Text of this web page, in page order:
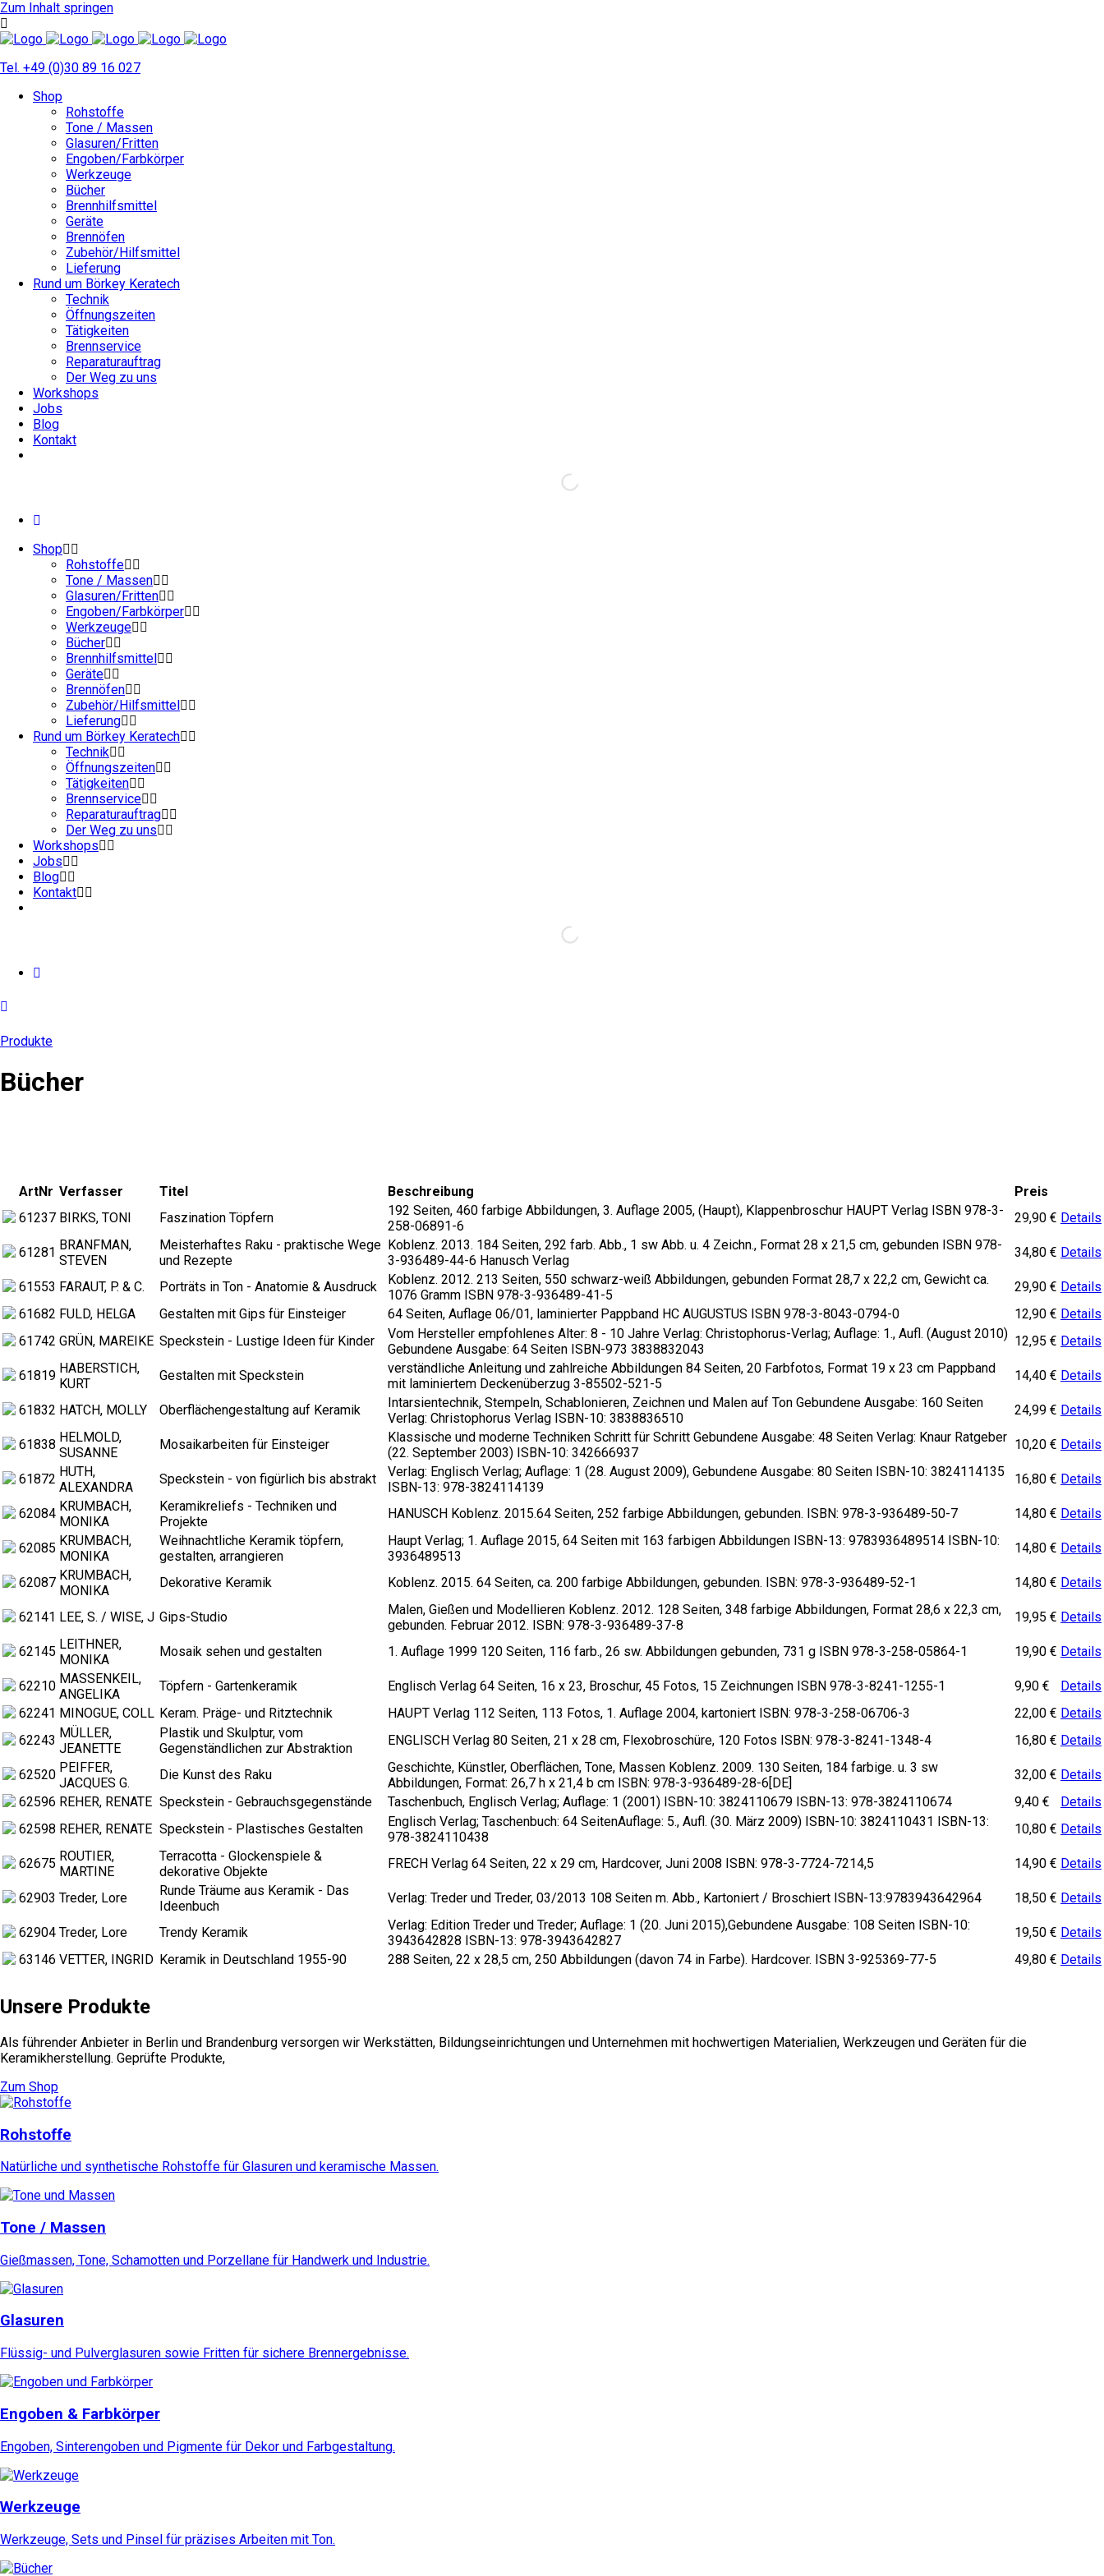
Zum Inhalt springen
Tel. +49 (0)30 89 16 027
Shop
Rohstoffe
Tone / Massen
Glasuren/Fritten
Engoben/Farbkörper
Werkzeuge
Bücher
Brennhilfsmittel
Geräte
Brennöfen
Zubehör/Hilfsmittel
Lieferung
Rund um Börkey Keratech
Technik
Öffnungszeiten
Tätigkeiten
Brennservice
Reparaturauftrag
Der Weg zu uns
Workshops
Jobs
Blog
Kontakt
Shop
Rohstoffe
Tone / Massen
Glasuren/Fritten
Engoben/Farbkörper
Werkzeuge
Bücher
Brennhilfsmittel
Geräte
Brennöfen
Zubehör/Hilfsmittel
Lieferung
Rund um Börkey Keratech
Technik
Öffnungszeiten
Tätigkeiten
Brennservice
Reparaturauftrag
Der Weg zu uns
Workshops
Jobs
Blog
Kontakt
Produkte
Bücher
ArtNr Verfasser Titel Beschreibung
Preis
61237 BIRKS, TONI Faszination Töpfern
192 Seiten, 460 farbige Abbildungen, 3. Auflage 2005, (Haupt), Klappenbroschur HAUPT Verlag ISBN 978-3-
258-06891-6
29,90 € Details
61281 BRANFMAN,
STEVEN
Meisterhaftes Raku - praktische Wege
und Rezepte
Koblenz. 2013. 184 Seiten, 292 farb. Abb., 1 sw Abb. u. 4 Zeichn., Format 28 x 21,5 cm, gebunden ISBN 978-
3-936489-44-6 Hanusch Verlag
34,80 € Details
61553 FARAUT, P. & C. Porträts in Ton - Anatomie & Ausdruck
Koblenz. 2012. 213 Seiten, 550 schwarz-weiß Abbildungen, gebunden Format 28,7 x 22,2 cm, Gewicht ca.
1076 Gramm ISBN 978-3-936489-41-5
29,90 € Details
61682 FULD, HELGA Gestalten mit Gips für Einsteiger 64 Seiten, Auflage 06/01, laminierter Pappband HC AUGUSTUS ISBN 978-3-8043-0794-0 12,90 € Details
61742 GRÜN, MAREIKE Speckstein - Lustige Ideen für Kinder
Vom Hersteller empfohlenes Alter: 8 - 10 Jahre Verlag: Christophorus-Verlag; Auflage: 1., Aufl. (August 2010)
Gebundene Ausgabe: 64 Seiten ISBN-973 3838832043
12,95 € Details
61819 HABERSTICH,
KURT
Gestalten mit Speckstein
verständliche Anleitung und zahlreiche Abbildungen 84 Seiten, 20 Farbfotos, Format 19 x 23 cm Pappband
mit laminiertem Deckenüberzug 3-85502-521-5
14,40 € Details
61832 HATCH, MOLLY Oberflächengestaltung auf Keramik
Intarsientechnik, Stempeln, Schablonieren, Zeichnen und Malen auf Ton Gebundene Ausgabe: 160 Seiten
Verlag: Christophorus Verlag ISBN-10: 3838836510
24,99 € Details
61838 HELMOLD,
SUSANNE
Mosaikarbeiten für Einsteiger
Klassische und moderne Techniken Schritt für Schritt Gebundene Ausgabe: 48 Seiten Verlag: Knaur Ratgeber
(22. September 2003) ISBN-10: 342666937
10,20 € Details
61872 HUTH,
ALEXANDRA
Speckstein - von figürlich bis abstrakt
Verlag: Englisch Verlag; Auflage: 1 (28. August 2009), Gebundene Ausgabe: 80 Seiten ISBN-10: 3824114135
ISBN-13: 978-3824114139
16,80 € Details
62084 KRUMBACH,
MONIKA
Keramikreliefs - Techniken und
Projekte
HANUSCH Koblenz. 2015.64 Seiten, 252 farbige Abbildungen, gebunden. ISBN: 978-3-936489-50-7 14,80 € Details
62085 KRUMBACH,
MONIKA
Weihnachtliche Keramik töpfern,
gestalten, arrangieren
Haupt Verlag; 1. Auflage 2015, 64 Seiten mit 163 farbigen Abbildungen ISBN-13: 9783936489514 ISBN-10:
3936489513
14,80 € Details
62087 KRUMBACH,
MONIKA
Dekorative Keramik Koblenz. 2015. 64 Seiten, ca. 200 farbige Abbildungen, gebunden. ISBN: 978-3-936489-52-1 14,80 € Details
62141 LEE, S. / WISE, J Gips-Studio
Malen, Gießen und Modellieren Koblenz. 2012. 128 Seiten, 348 farbige Abbildungen, Format 28,6 x 22,3 cm,
gebunden. Februar 2012. ISBN: 978-3-936489-37-8
19,95 € Details
62145 LEITHNER,
MONIKA
Mosaik sehen und gestalten 1. Auflage 1999 120 Seiten, 116 farb., 26 sw. Abbildungen gebunden, 731 g ISBN 978-3-258-05864-1 19,90 € Details
62210 MASSENKEIL,
ANGELIKA
Töpfern - Gartenkeramik Englisch Verlag 64 Seiten, 16 x 23, Broschur, 45 Fotos, 15 Zeichnungen ISBN 978-3-8241-1255-1 9,90 €
Details
62241 MINOGUE, COLL Keram. Präge- und Ritztechnik HAUPT Verlag 112 Seiten, 113 Fotos, 1. Auflage 2004, kartoniert ISBN: 978-3-258-06706-3 22,00 € Details
62243 MÜLLER,
JEANETTE
Plastik und Skulptur, vom
Gegenständlichen zur Abstraktion
ENGLISCH Verlag 80 Seiten, 21 x 28 cm, Flexobroschüre, 120 Fotos ISBN: 978-3-8241-1348-4 16,80 € Details
62520 PEIFFER,
JACQUES G.
Die Kunst des Raku
Geschichte, Künstler, Oberflächen, Tone, Massen Koblenz. 2009. 130 Seiten, 184 farbige. u. 3 sw
Abbildungen, Format: 26,7 h x 21,4 b cm ISBN: 978-3-936489-28-6[DE]
32,00 € Details
62596 REHER, RENATE Speckstein - Gebrauchsgegenstände Taschenbuch, Englisch Verlag; Auflage: 1 (2001) ISBN-10: 3824110679 ISBN-13: 978-3824110674 9,40 €
Details
62598 REHER, RENATE Speckstein - Plastisches Gestalten
Englisch Verlag; Taschenbuch: 64 SeitenAuflage: 5., Aufl. (30. März 2009) ISBN-10: 3824110431 ISBN-13:
978-3824110438
10,80 € Details
62675 ROUTIER,
MARTINE
Terracotta - Glockenspiele &
dekorative Objekte
FRECH Verlag 64 Seiten, 22 x 29 cm, Hardcover, Juni 2008 ISBN: 978-3-7724-7214,5 14,90 € Details
62903 Treder, Lore
Runde Träume aus Keramik - Das
Ideenbuch
Verlag: Treder und Treder, 03/2013 108 Seiten m. Abb., Kartoniert / Broschiert ISBN-13:9783943642964 18,50 € Details
62904 Treder, Lore Trendy Keramik
Verlag: Edition Treder und Treder; Auflage: 1 (20. Juni 2015),Gebundene Ausgabe: 108 Seiten ISBN-10:
3943642828 ISBN-13: 978-3943642827
19,50 € Details
63146 VETTER, INGRID Keramik in Deutschland 1955-90 288 Seiten, 22 x 28,5 cm, 250 Abbildungen (davon 74 in Farbe). Hardcover. ISBN 3-925369-77-5 49,80 € Details
Unsere Produkte
Als führender Anbieter in Berlin und Brandenburg versorgen wir Werkstätten, Bildungseinrichtungen und Unternehmen mit hochwertigen Materialien, Werkzeugen und Geräten für die
Keramikherstellung. Geprüfte Produkte,
Zum Shop
Rohstoffe
Natürliche und synthetische Rohstoffe für Glasuren und keramische Massen.
Tone / Massen
Gießmassen, Tone, Schamotten und Porzellane für Handwerk und Industrie.
Glasuren
Flüssig- und Pulverglasuren sowie Fritten für sichere Brennergebnisse.
Engoben & Farbkörper
Engoben, Sinterengoben und Pigmente für Dekor und Farbgestaltung.
Werkzeuge
Werkzeuge, Sets und Pinsel für präzises Arbeiten mit Ton.